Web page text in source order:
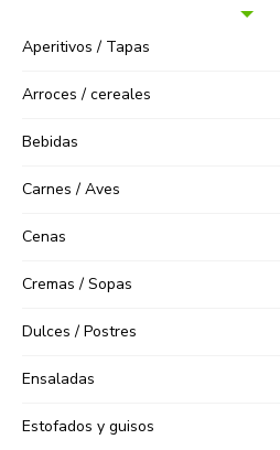
Aperitivos / Tapas
Arroces / cereales
Bebidas
Carnes / Aves
Cenas
Cremas / Sopas
Dulces / Postres
Ensaladas
Estofados y guisos